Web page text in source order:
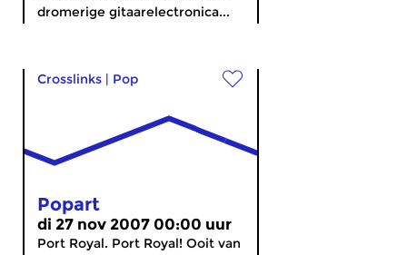
dromerige gitaarelectronica...
Crosslinks | Pop
Popart
di 27 nov 2007 00:00 uur
Port Royal. Port Royal! Ooit van